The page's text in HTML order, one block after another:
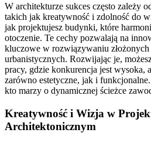
W architekturze sukces często zależy
takich jak kreatywność i zdolność do
jak projektujesz budynki, które
otoczenie. Te cechy pozwalają na
kluczowe w rozwiązywaniu
urbanistycznych. Rozwijając je,
pracy, gdzie konkurencja jest wysoka,
zarówno estetyczne, jak i
kto marzy o dynamicznej ścieżce
Kreatywność i Wizja w
Architektonicznym